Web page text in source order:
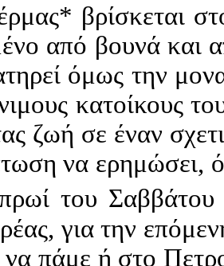
βρίσκεται
από βουνά και
όμως την
κατοίκους
ζωή σε έναν
να ερημώσει,
του Σαββάτου
για την
πάμε ή στο